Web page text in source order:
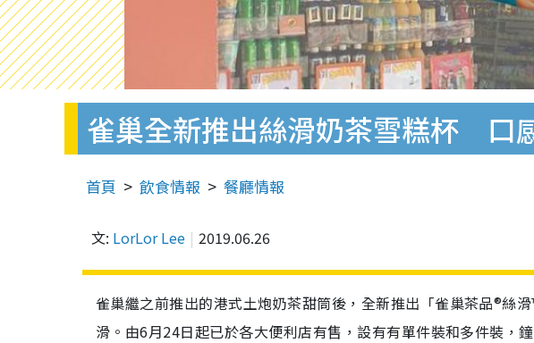
雀巢全新推出絲滑奶茶雪糕杯 口
首頁 飲食情報 餐廳情報
文: LorLor Lee 2019.06.26
雀巢繼之前推出的港式土炮奶茶甜筒後，全新推出「雀巢茶品®絲
滑。由6月24日起已於各大便利店有售，設有有單件裝和多件裝，